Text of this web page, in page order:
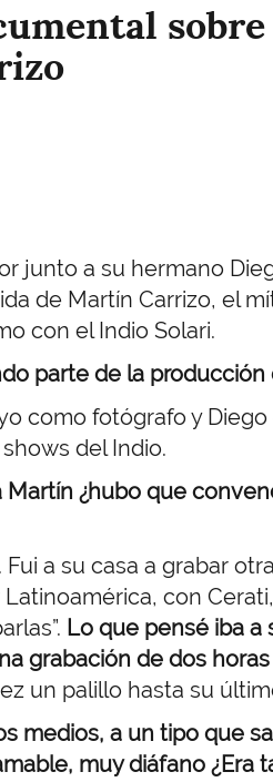
junto a su hermano
de Martín Carrizo, el
con el Indio Solari.
parte de la producción
como fotógrafo y
del Indio.
¿hubo que
a su casa a grabar
con
Lo que pensé iba a
grabación de dos
un palillo hasta su
medios, a un tipo que
muy diáfano ¿Era